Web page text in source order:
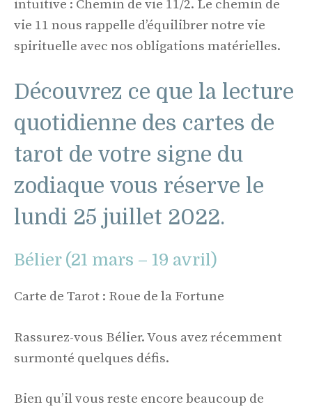
intuitive : Chemin de vie 11/2. Le chemin de
vie 11 nous rappelle d’équilibrer notre vie
spirituelle avec nos obligations matérielles.
Découvrez ce que la lecture
quotidienne des cartes de
tarot de votre signe du
zodiaque vous réserve le
lundi 25 juillet 2022.
Bélier (21 mars – 19 avril)
Carte de Tarot : Roue de la Fortune
Rassurez-vous Bélier. Vous avez récemment
surmonté quelques défis.
Bien qu’il vous reste encore beaucoup de